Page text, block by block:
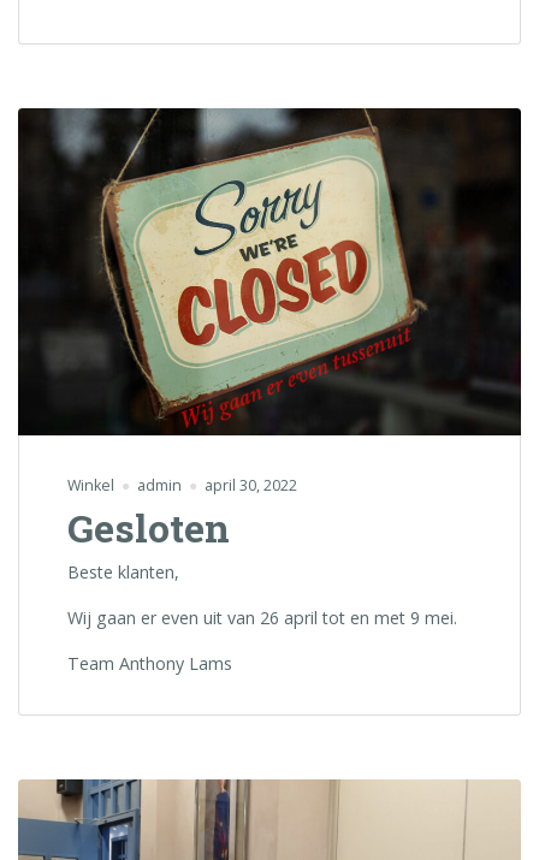
Winkel admin april 30, 2022
Gesloten
Beste klanten,
Wij gaan er even uit van 26 april tot en met 9 mei.
Team Anthony Lams